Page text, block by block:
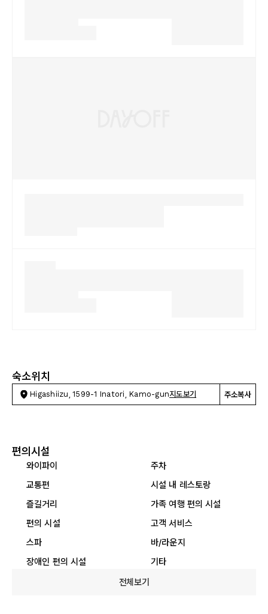
숙소위치
Higashiizu, 1599-1 Inatori, Kamo-gun지도보기 주소복사
편의시설
와이파이
주차
교통편
시설 내 레스토랑
즐길거리
가족 여행 편의 시설
편의 시설
고객 서비스
스파
바/라운지
장애인 편의 시설
기타
전체보기